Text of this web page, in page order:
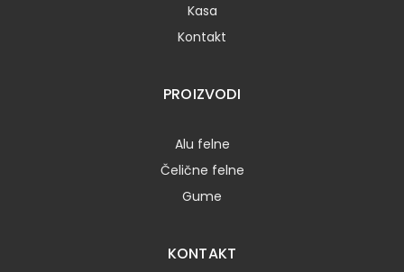
Kasa
Kontakt
PROIZVODI
Alu felne
Čelične felne
Gume
KONTAKT